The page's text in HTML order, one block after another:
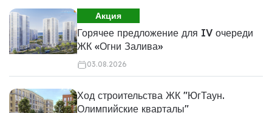
Акция
Горячее предложение для IV очереди
ЖК «Огни Залива»
03.08.2026
Ход строительства ЖК "ЮгТаун.
Олимпийские кварталы"